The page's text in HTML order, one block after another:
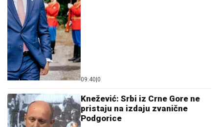
09:40 0
Knežević: Srbi iz Crne Gore ne
pristaju na izdaju zvanične
Podgorice